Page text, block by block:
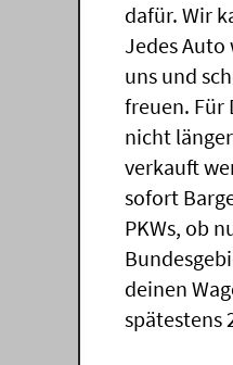
dafür. Wir
Jedes Auto
uns und
freuen. Für
nicht
verkauft
sofort
PKWs, ob
deinen
spätestens